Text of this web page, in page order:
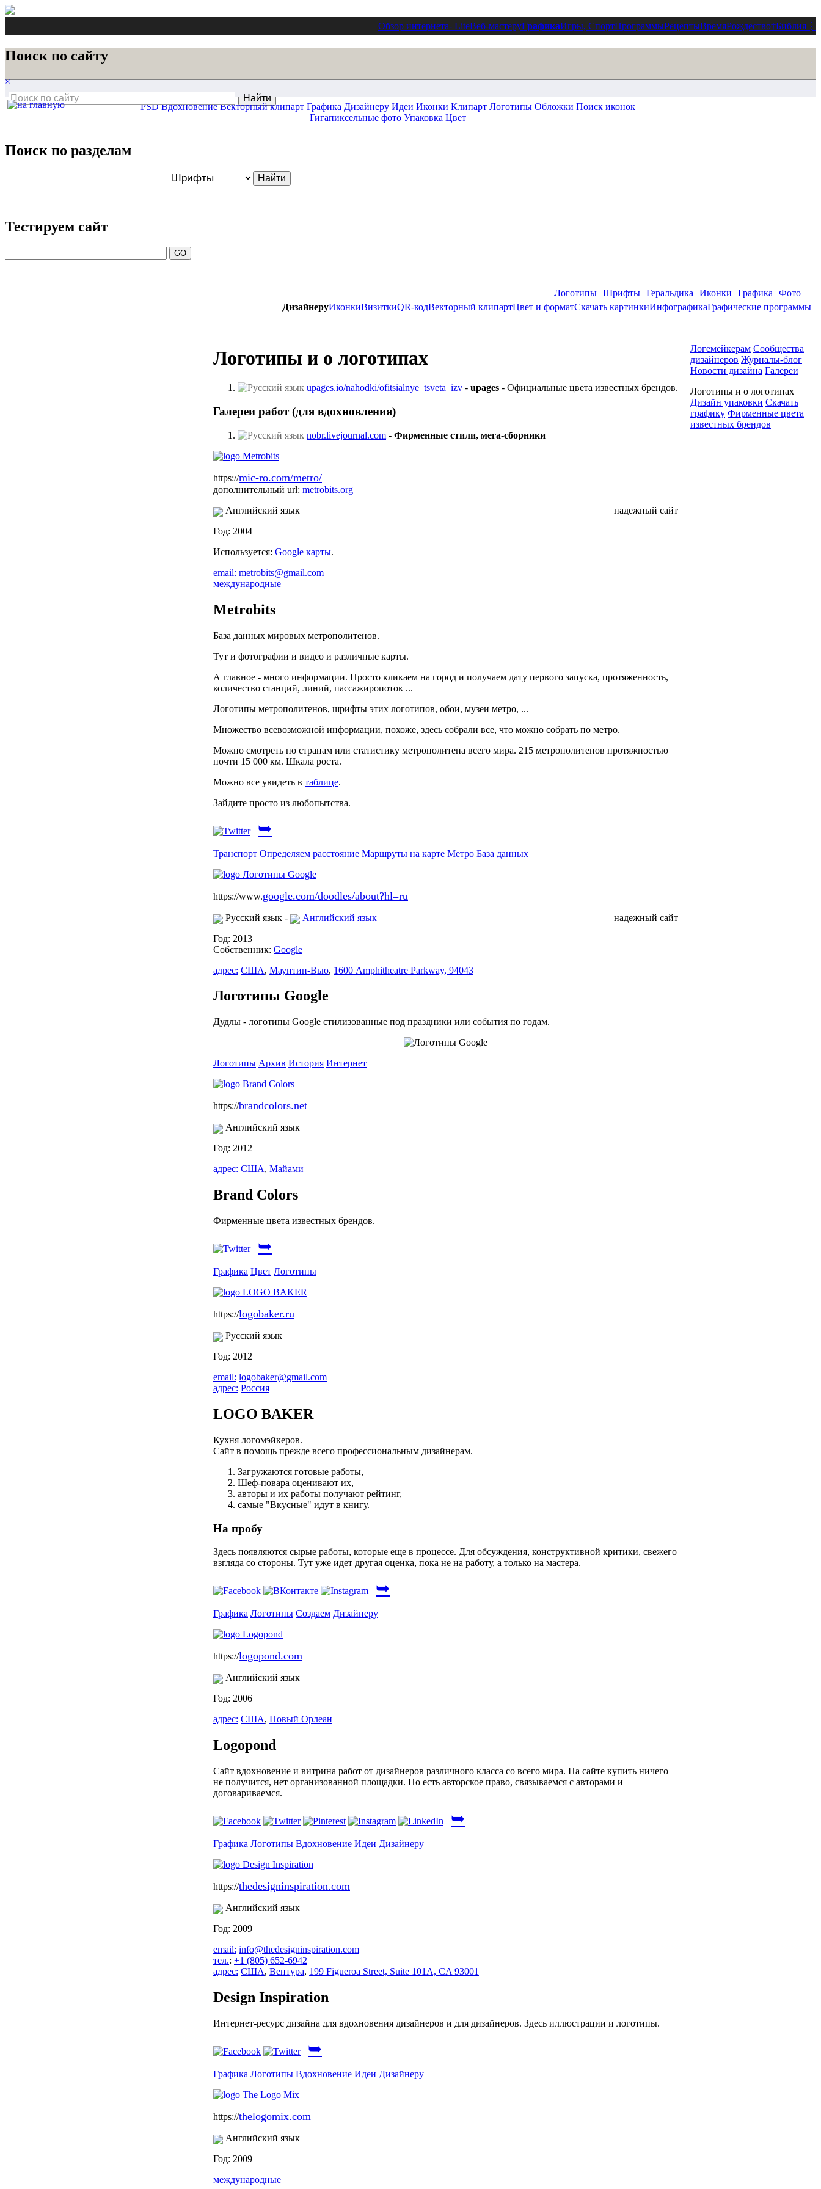
Обзор интернета- LiteВеб-мастеруГрафикаИгры, СпортПрограммыРецептыВремяРождество†Библия ⋮
Поиск по сайту
×
Поиск по разделам
Тестируем сайт
Логотипы Шрифты Геральдика Иконки Графика Фото
ДизайнеруИконкиВизиткиQR-кодВекторный клипартЦвет и форматСкачать картинкиИнфографикаГрафические программы
PSD Вдохновение Векторный клипарт Графика Дизайнеру Идеи Иконки Клипарт Логотипы Обложки Поиск иконок
Гигапиксельные фото Упаковка Цвет
Логотипы и о логотипах
upages.io/nahodki/ofitsialnye_tsveta_izv - upages - Официальные цвета известных брендов.
Галереи работ (для вдохновления)
nobr.livejournal.com - Фирменные стили, мега-сборники
https://mic-ro.com/metro/
дополнительный url: metrobits.org
Английский язык
надежный сайт
Год: 2004
Используется: Google карты.
email: metrobits@gmail.com
международные
Metrobits
База данных мировых метрополитенов.
Тут и фотографии и видео и различные карты.
А главное - много информации. Просто кликаем на город и получаем дату первого запуска, протяженность,
количество станций, линий, пассажиропоток ...
Логотипы метрополитенов, шрифты этих логотипов, обои, музеи метро, ...
Множество всевозможной информации, похоже, здесь собрали все, что можно собрать по метро.
Можно смотреть по странам или статистику метрополитена всего мира. 215 метрополитенов протяжностью
почти 15 000 км. Шкала роста.
Можно все увидеть в таблице.
Зайдите просто из любопытства.
➥
Транспорт Определяем расстояние Маршруты на карте Метро База данных
https://www.google.com/doodles/about?hl=ru
Русский язык надежный сайт
-
Английский язык
Год: 2013
Собственник: Google
адрес: США, Маунтин-Вью, 1600 Amphitheatre Parkway, 94043
Логотипы Google
Дудлы - логотипы Google стилизованные под праздники или события по годам.
Логотипы Архив История Интернет
https://brandcolors.net
Английский язык
Год: 2012
адрес: США, Майами
Brand Colors
Фирменные цвета известных брендов.
➥
Графика Цвет Логотипы
https://logobaker.ru
Русский язык
Год: 2012
email: logobaker@gmail.com
адрес: Россия
LOGO BAKER
Кухня логомэйкеров.
Сайт в помощь прежде всего профессиональным дизайнерам.
Загружаются готовые работы,
Шеф-повара оценивают их,
авторы и их работы получают рейтинг,
самые "Вкусные" идут в книгу.
На пробу
Здесь появляются сырые работы, которые еще в процессе. Для обсуждения, конструктивной критики, свежего
взгляда со стороны. Тут уже идет другая оценка, пока не на работу, а только на мастера.
➥
Графика Логотипы Создаем Дизайнеру
https://logopond.com
Английский язык
Год: 2006
адрес: США, Новый Орлеан
Logopond
Сайт вдохновение и витрина работ от дизайнеров различного класса со всего мира. На сайте купить ничего
не получится, нет организованной площадки. Но есть авторское право, связываемся с авторами и
договариваемся.
➥
Графика Логотипы Вдохновение Идеи Дизайнеру
https://thedesigninspiration.com
Английский язык
Год: 2009
email: info@thedesigninspiration.com
тел.: +1 (805) 652-6942
адрес: США, Вентура, 199 Figueroa Street, Suite 101A, CA 93001
Design Inspiration
Интернет-ресурс дизайна для вдохновения дизайнеров и для дизайнеров. Здесь иллюстрации и логотипы.
➥
Графика Логотипы Вдохновение Идеи Дизайнеру
https://thelogomix.com
Английский язык
Год: 2009
международные
Логемейкерам Сообщества
дизайнеров Журналы-блог
Новости дизайна Галереи
Логотипы и о логотипах
Дизайн упаковки Скачать
графику Фирменные цвета
известных брендов